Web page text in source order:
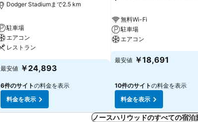
Dodger Stadiumまで2.5 km
駐車場
エアコン
レストラン
最安値 ￥24,893
6件のサイトの料金を表示
料金を表示
無料Wi-Fi
駐車場
エアコン
最安値 ￥18,691
10件のサイトの料金を表示
料金を表示
ノースハリウッドのすべての宿泊